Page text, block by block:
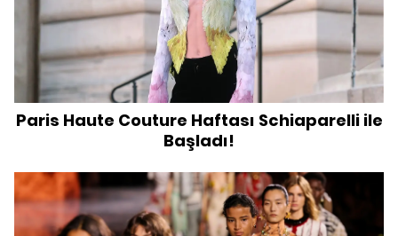
Paris Haute Couture Haftası Schiaparelli ile
Başladı!